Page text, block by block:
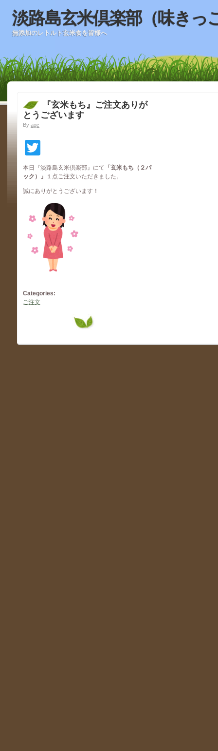
淡路島玄米倶楽部（味きっ
無添加のレトルト玄米食を皆様へ
『玄米もち』ご注文ありが
とうございます
By agc
本日『淡路島玄米倶楽部』にて 「玄米もち（２パ
ック）」
１点ご注文いただきました。
誠にありがとうございます！
Categories:
ご注文